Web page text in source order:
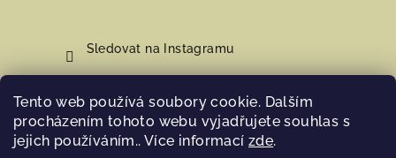
Tento web používá soubory cookie. Dalším
procházením tohoto webu vyjadřujete souhlas s
jejich používáním.. Více informací zde.
Sledovat na Instagramu
Nákupní košík